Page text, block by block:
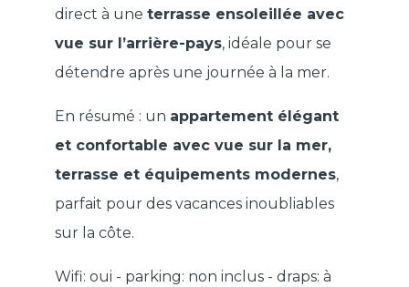
direct à une terrasse ensoleillée avec
vue sur l’arrière-pays, idéale pour se
détendre après une journée à la mer.
En résumé : un appartement élégant
et confortable avec vue sur la mer,
terrasse et équipements modernes,
parfait pour des vacances inoubliables
sur la côte.
Wifi: oui - parking: non inclus - draps: à